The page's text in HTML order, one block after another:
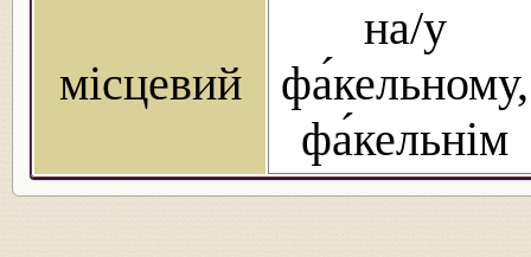
місцевий
на/у
фа́кельному,
фа́кельнім